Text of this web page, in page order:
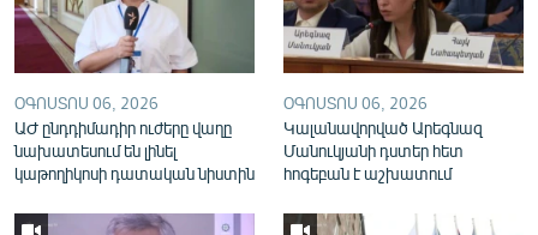
ՀԵՏԵՎԵՔ ՄԵԶ
ՕԳՈՍՏՈՍ 06, 2026
ԱԺ ընդդիմադիր ուժերը վաղը
նախատեսում են լինել
կաթողիկոսի դատական նիստին
ՕԳՈՍՏՈՍ 06, 2026
Կալանավորված Արեգնազ
Մանուկյանի դստեր հետ
հոգեբան է աշխատում